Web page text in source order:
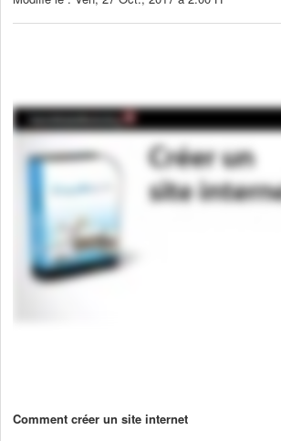
Comment créer un site internet